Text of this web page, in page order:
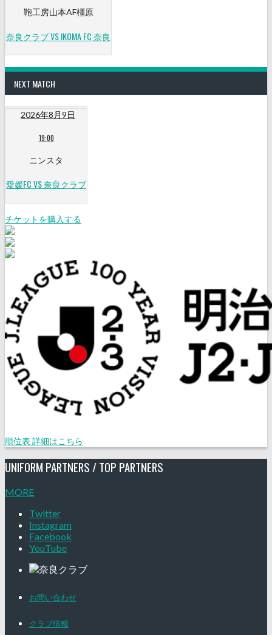
鞄工房山本AF橿原
奈良クラブ VS IKOMA FC 奈良
NEXT MATCH
2026年8月9日
19:00
ニンスタ
愛媛FC VS 奈良クラブ
チケットを購入する
順位表 詳細はこちら
UNIFORM PARTNERS / TOP PARTNERS
MORE
Twitter
Instagram
Facebook
YouTube
お問い合わせ
クラブ情報